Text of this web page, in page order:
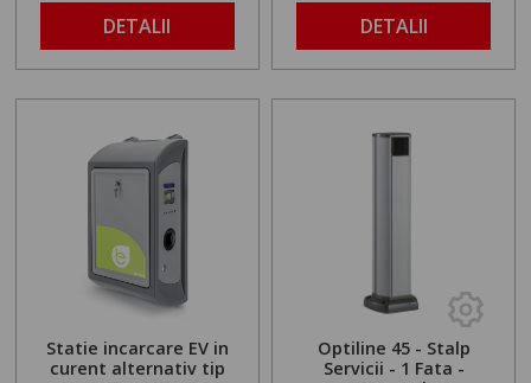
DETALII DETALII
Statie incarcare EV in
curent alternativ tip
Optiline 45 - Stalp
Servicii - 1 Fata -